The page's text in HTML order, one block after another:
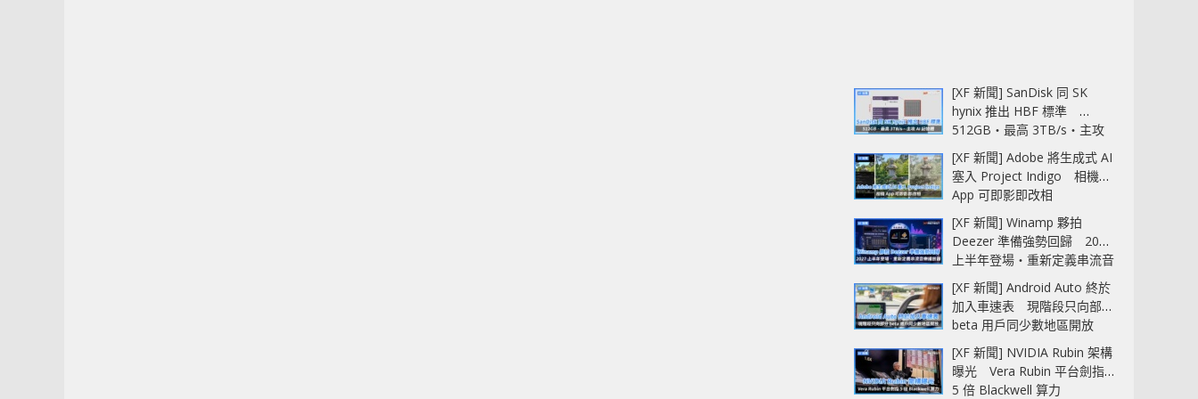
[XF 新聞] SanDisk 同 SK
hynix 推出 HBF 標準
512GB‧最高 3TB/s‧主攻
AI 記憶體
[XF 新聞] Adobe 將生成式 AI
塞入 Project Indigo 相機
App 可即影即改相
[XF 新聞] Winamp 夥拍
Deezer 準備強勢回歸 2027
上半年登場‧重新定義串流音
樂播放器
[XF 新聞] Android Auto 終於
加入車速表 現階段只向部分
beta 用戶同少數地區開放
[XF 新聞] NVIDIA Rubin 架構
曝光 Vera Rubin 平台劍指
5 倍 Blackwell 算力